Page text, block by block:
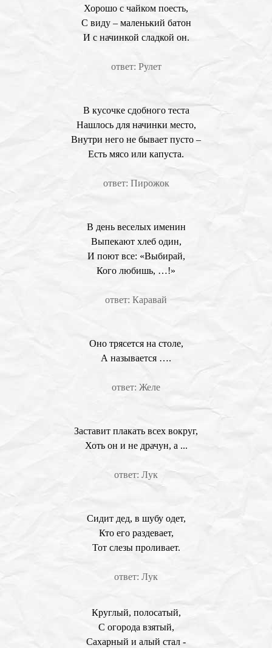
Хорошо с чайком поесть,
С виду – маленький батон
И с начинкой сладкой он.
ответ: Рулет
В кусочке сдобного теста
Нашлось для начинки место,
Внутри него не бывает пусто –
Есть мясо или капуста.
ответ: Пирожок
В день веселых именин
Выпекают хлеб один,
И поют все: «Выбирай,
Кого любишь, …!»
ответ: Каравай
Оно трясется на столе,
А называется ….
ответ: Желе
Заставит плакать всех вокруг,
Хоть он и не драчун, а ...
ответ: Лук
Сидит дед, в шубу одет,
Кто его раздевает,
Тот слезы проливает.
ответ: Лук
Круглый, полосатый,
С огорода взятый,
Сахарный и алый стал -